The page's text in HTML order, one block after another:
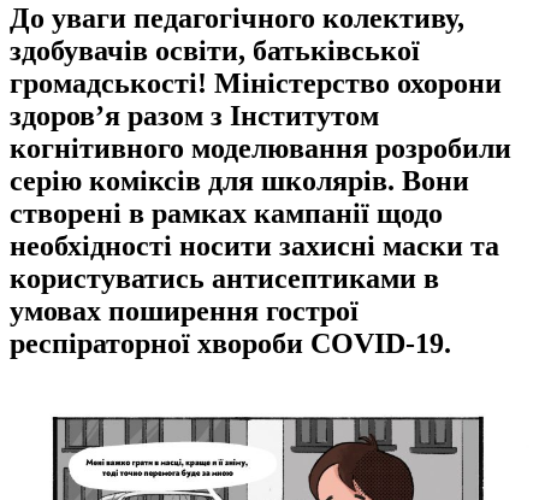
До уваги педагогічного колективу,
здобувачів освіти, батьківської
громадськості! Міністерство охорони
здоров’я разом з Інститутом
когнітивного моделювання розробили
серію коміксів для школярів. Вони
створені в рамках кампанії щодо
необхідності носити захисні маски та
користуватись антисептиками в
умовах поширення гострої
респіраторної хвороби COVID-19.